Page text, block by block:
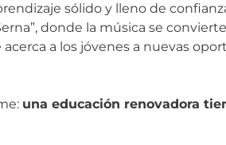
sólido y lleno de
donde la música se
a los jóvenes a nuevas
una educación renovadora